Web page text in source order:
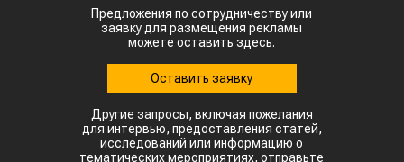
Предложения по сотрудничеству или
заявку для размещения рекламы
можете оставить здесь.
Оставить заявку
Другие запросы, включая пожелания
для интервью, предоставления статей,
исследований или информацию о
тематических мероприятиях, отправьте